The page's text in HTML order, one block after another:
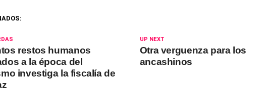
UP NEXT
Otra verguenza para los
ancashinos
restos humanos
a la época del
investiga la fiscalía de